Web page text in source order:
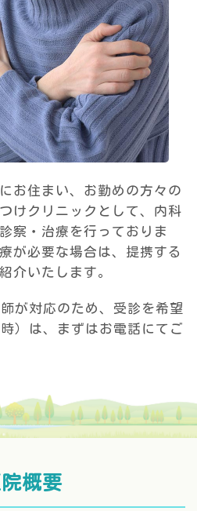
お住まい、お勤めの方々の
けクリニックとして、内科
察・治療を行っておりま
が必要な場合は、提携する
介いたします。
が対応のため、受診を希望
）は、まずはお電話にてご
院概要